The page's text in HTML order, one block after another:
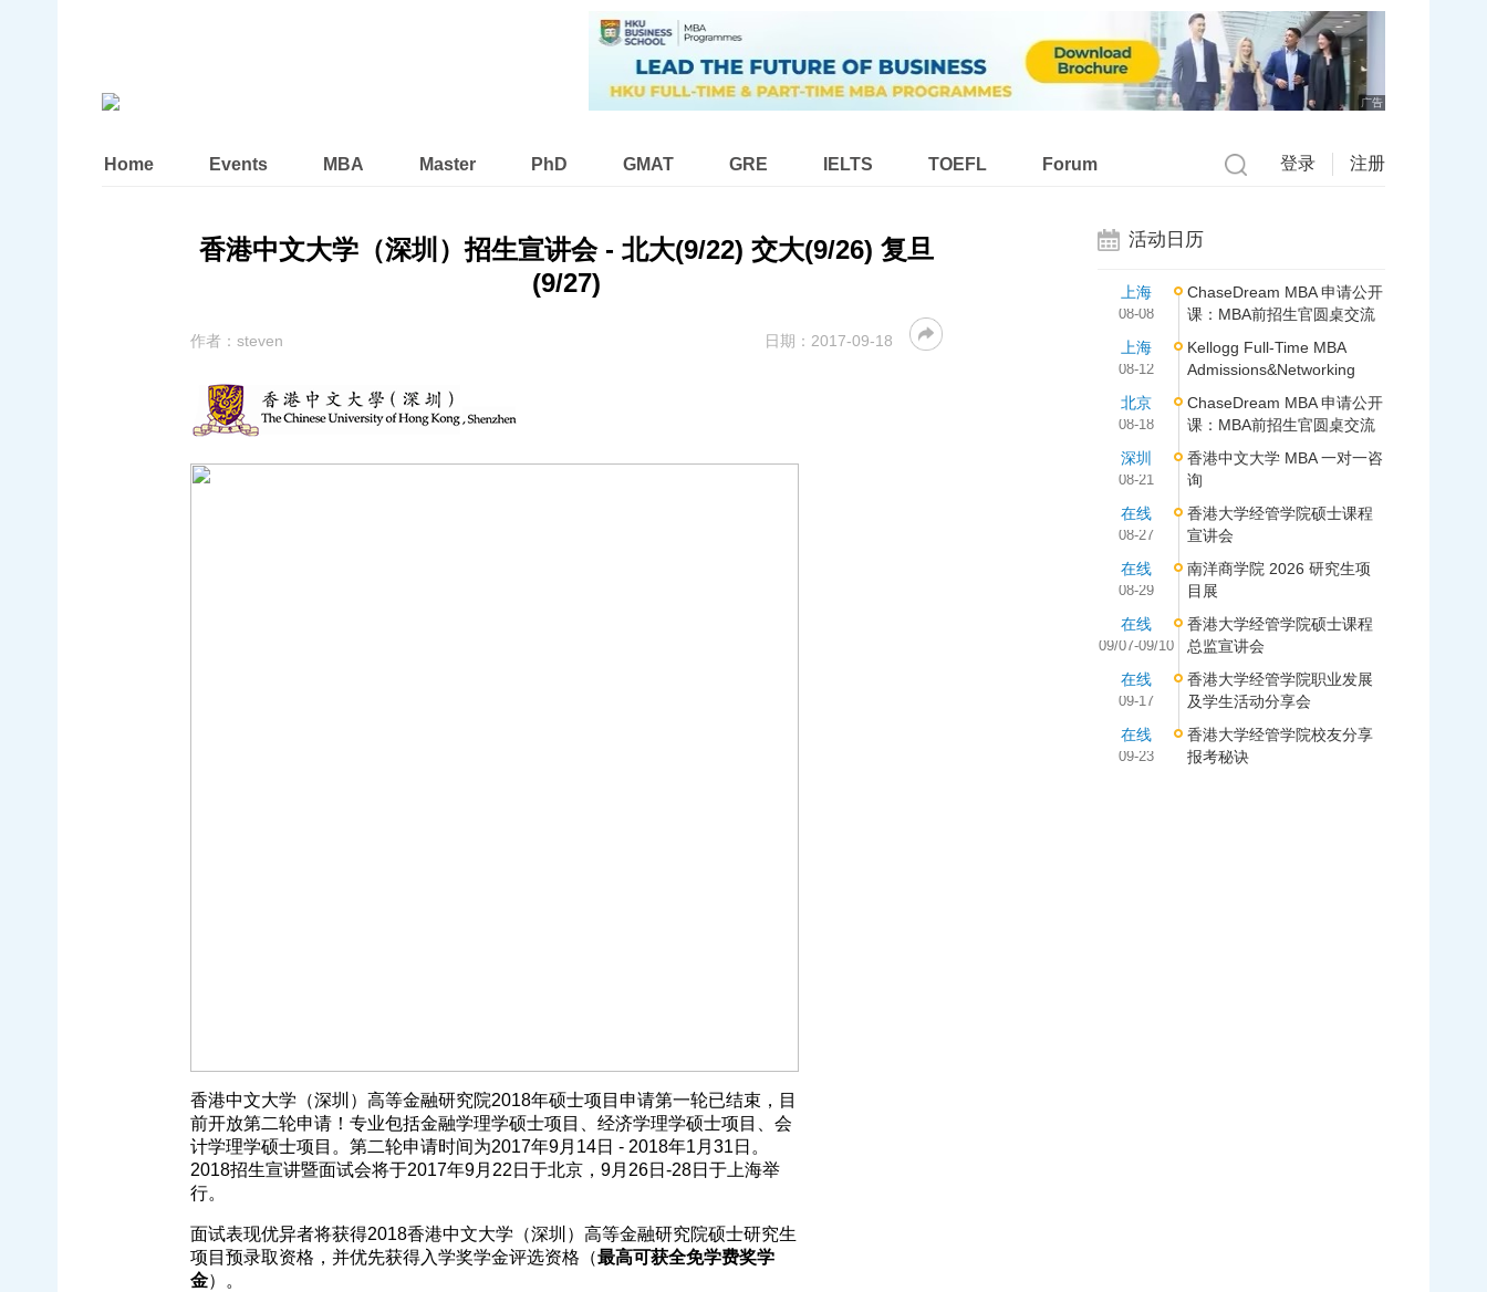
广告
Home Events MBA Master PhD GMAT GRE IELTS TOEFL Forum 登录 注册
香港中文大学（深圳）招生宣讲会 - 北大(9/22) 交大(9/26) 复旦
(9/27)
作者： steven 日期： 2017-09-18
香港中文大学（深圳）高等金融研究院2018年硕士项目申请第一轮已结束，目
前开放第二轮申请！专业包括金融学理学硕士项目、经济学理学硕士项目、会
计学理学硕士项目。第二轮申请时间为2017年9月14日 - 2018年1月31日。
2018招生宣讲暨面试会将于2017年9月22日于北京，9月26日-28日于上海举
行。
面试表现优异者将获得2018香港中文大学（深圳）高等金融研究院硕士研究生
项目预录取资格，并优先获得入学奖学金评选资格（最高可获全免学费奖学
金）。
活动日历
上海
08-08
ChaseDream MBA 申请公开
课：MBA前招生官圆桌交流
上海
08-12
Kellogg Full-Time MBA
Admissions&Networking
北京
08-18
ChaseDream MBA 申请公开
课：MBA前招生官圆桌交流
深圳
08-21
香港中文大学 MBA 一对一咨
询
在线
08-27
香港大学经管学院硕士课程
宣讲会
在线
08-29
南洋商学院 2026 研究生项
目展
在线
09/07-09/10
香港大学经管学院硕士课程
总监宣讲会
在线
09-17
香港大学经管学院职业发展
及学生活动分享会
在线
09-23
香港大学经管学院校友分享
报考秘诀